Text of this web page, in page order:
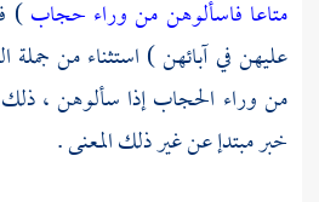
متاعا فاسألوهن من وراء حجاب)
عليهن في آبائهن ) استثناء من جملة
من وراء الحجاب إذا سألوهن ،
خبر مبتدإ عن غير ذلك المعنى .